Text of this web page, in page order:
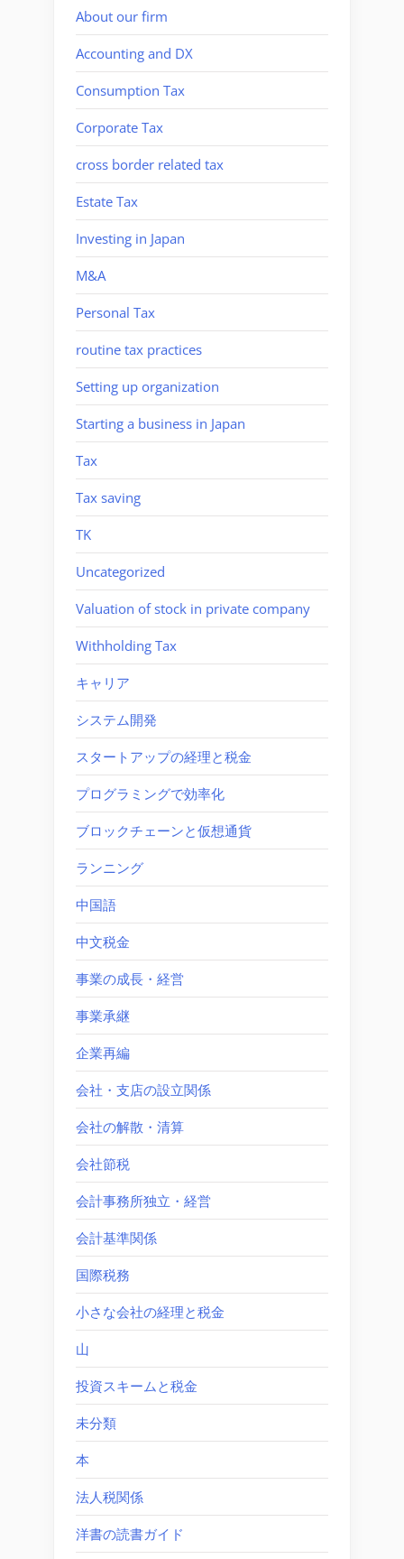
About our firm
Accounting and DX
Consumption Tax
Corporate Tax
cross border related tax
Estate Tax
Investing in Japan
M&A
Personal Tax
routine tax practices
Setting up organization
Starting a business in Japan
Tax
Tax saving
TK
Uncategorized
Valuation of stock in private company
Withholding Tax
キャリア
システム開発
スタートアップの経理と税金
プログラミングで効率化
ブロックチェーンと仮想通貨
ランニング
中国語
中文税金
事業の成長・経営
事業承継
企業再編
会社・支店の設立関係
会社の解散・清算
会社節税
会計事務所独立・経営
会計基準関係
国際税務
小さな会社の経理と税金
山
投資スキームと税金
未分類
本
法人税関係
洋書の読書ガイド